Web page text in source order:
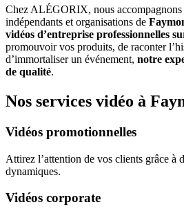
Chez ALÉGORIX, nous accompagnons
indépendants et organisations de
vidéos d’entreprise professionnelles
promouvoir vos produits, de raconter
d’immortaliser un événement, notre
de qualité.
Nos services vidéo à
Vidéos promotionnelles
Attirez l’attention de vos clients grâce à
dynamiques.
Vidéos corporate